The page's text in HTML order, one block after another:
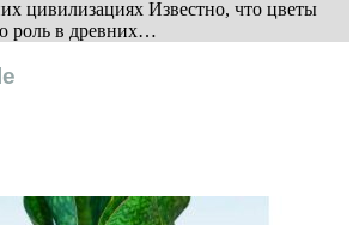
цивилизациях Известно, что цветы
роль в древних…